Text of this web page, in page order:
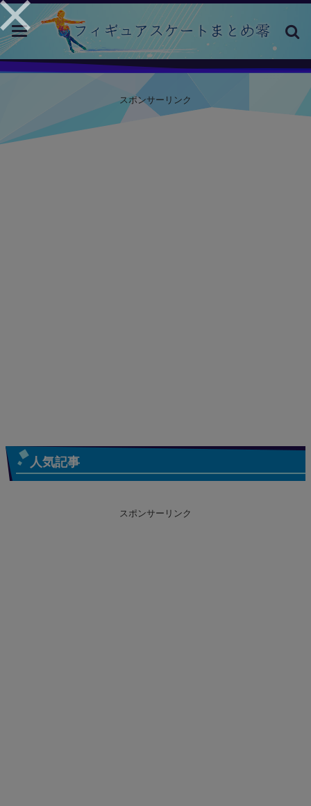
toggle
navigation
スポンサーリンク
人気記事
スポンサーリンク